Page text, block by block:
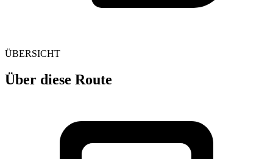
ÜBERSICHT
Über diese Route